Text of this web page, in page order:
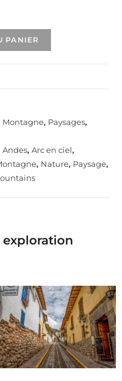
PANIER
Montagne, Paysages,
Andes, Arc en ciel,
, Nature, Paysage,